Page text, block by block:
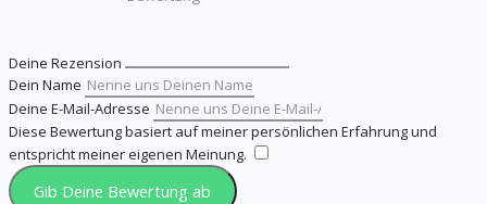
Deine Rezension
Dein Name
Deine E-Mail-Adresse
Diese Bewertung basiert auf meiner persönlichen Erfahrung und
entspricht meiner eigenen Meinung.
Gib Deine Bewertung ab